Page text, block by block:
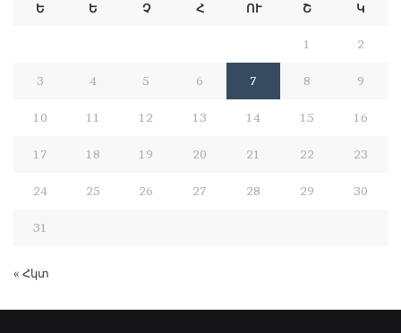
Ե Ե Չ Հ ՈՒ Շ Կ
1 2
3 4 5 6 7 8 9
10 11 12 13 14 15 16
17 18 19 20 21 22 23
24 25 26 27 28 29 30
31
« Հկտ